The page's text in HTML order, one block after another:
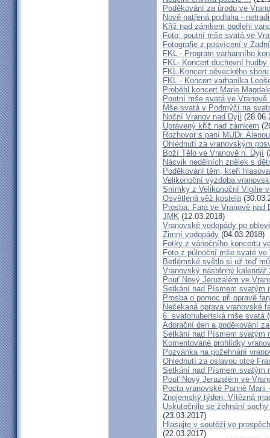
Poděkování za úrodu ve
Nově natřená podlaha -
Kříž nad zámkem podlehl
Foto: poutní mše svatá ve
Fotografie z posvícení v
FKL - Program varhanního
FKL- Koncert duchovní hudby
FKL-Koncert pěveckého
FKL - Koncert varhaníka
Proběhl koncert Marie
Poutní mše svatá ve Vranově
Mše svatá v Podmýčí na
Noční Vranov nad Dyjí
Upravený kříž nad zámkem
Rozhovor s paní MUDr.
Ohlédnutí za vranovským
Boží Tělo ve Vranově n. Dyjí
Nácvik nedělních znělek s
Poděkování těm, kteří
Velikonoční výzdoba
Snímky z Velikonoční Vigilie
Osvětlená věž kostela
Prosba: Fara ve Vranově
JMK (12.03.2018)
Vranovské vodopády po
Zimní vodopády (04.03.2018)
Fotky z vánočního koncertu
Foto z půlnoční mše svaté ve
Betlémské světlo si už teď
Vranovský nástěnný kalendář
Pouť Nový Jeruzalém ve
Setkání nad Písmem svatým
Prosba o pomoc při opravě
Nečekaná oprava vranovské
6. svatohubertská mše svatá
Adorační den a poděkování
Setkání nad Písmem svatým
Komentované prohlídky
Pozvánka na požehnání
Ohlednutí za oslavou otce
Setkání nad Písmem svatým
Pouť Nový Jeruzalém ve
Pocta vranovské Panně Marii
Znojemský týden: Vítězná
Uskutečnilo se žehnání
(23.03.2017)
Hlasujte v soutěži ve
(22.03.2017)